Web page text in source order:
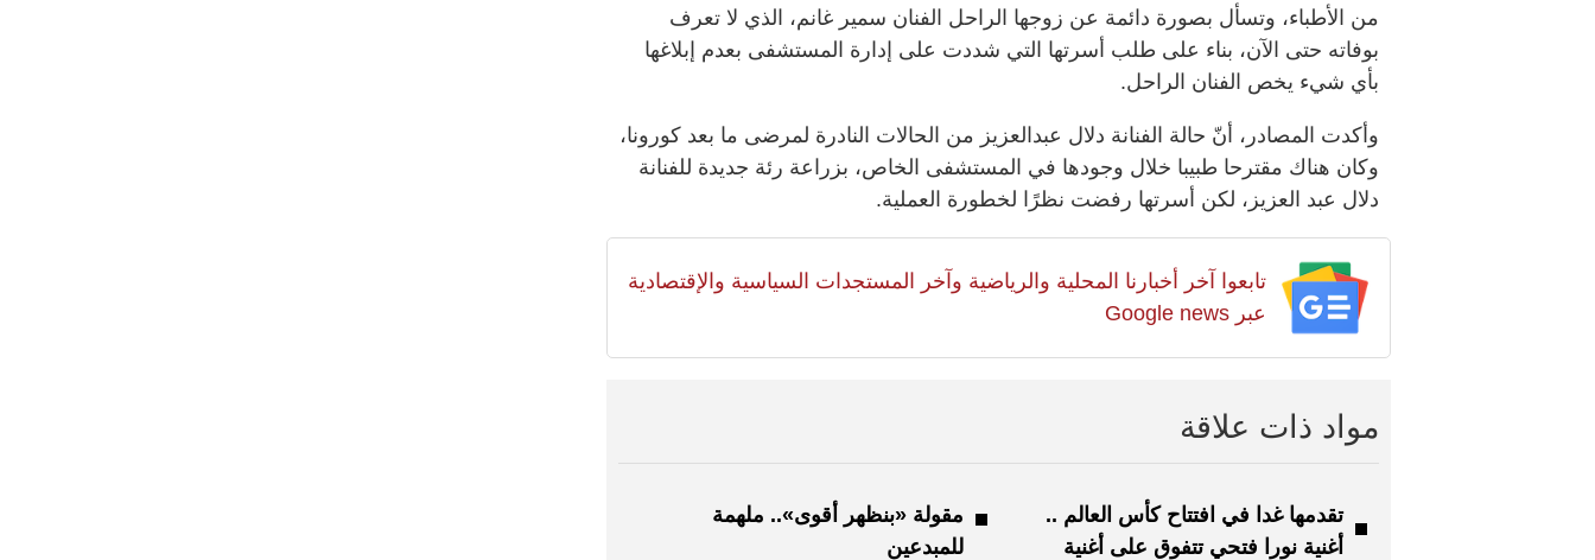
من الأطباء، وتسأل بصورة دائمة عن زوجها الراحل الفنان سمير غانم، الذي لا تعرف
بوفاته حتى الآن، بناء على طلب أسرتها التي شددت على إدارة المستشفى بعدم إبلاغها
بأي شيء يخص الفنان الراحل.
وأكدت المصادر، أنّ حالة الفنانة دلال عبدالعزيز من الحالات النادرة لمرضى ما بعد كورونا،
وكان هناك مقترحا طبيبا خلال وجودها في المستشفى الخاص، بزراعة رئة جديدة للفنانة
دلال عبد العزيز، لكن أسرتها رفضت نظرًا لخطورة العملية.
تابعوا آخر أخبارنا المحلية والرياضية وآخر المستجدات السياسية والإقتصادية
عبر Google news
مواد ذات علاقة
تقدمها غدا في افتتاح كأس العالم ..
أغنية نورا فتحي تتفوق على أغنية
مقولة «بنظهر أقوى».. ملهمة
للمبدعين